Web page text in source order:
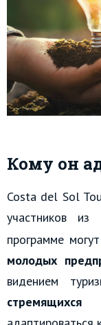
Кому он
Costa del Sol
участников из
программе
молодых
видением